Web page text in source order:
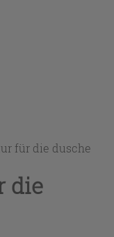
für die dusche
die